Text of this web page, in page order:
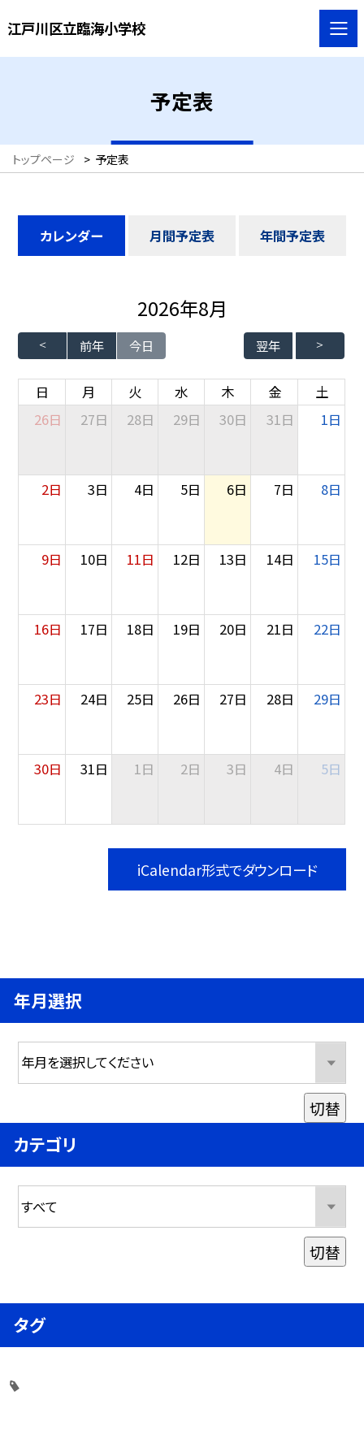
江戸川区立臨海小学校
予定表
トップページ > 予定表
カレンダー 月間予定表 年間予定表
前年 今日
2026年8月
翌年
日 月 火 水 木 金
土
26日
27日 28日 29日 30日 31日 1日
2日 3日 4日 5日 6日 7日 8日
9日 10日 11日 12日 13日 14日 15日
16日 17日 18日 19日 20日 21日 22日
23日 24日 25日 26日 27日 28日 29日
30日 31日 1日 2日 3日 4日 5日
iCalendar形式でダウンロード
年月選択
切替
カテゴリ
切替
タグ